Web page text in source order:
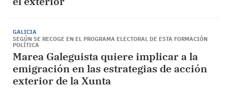
GALICIA
SEGÚN SE RECOGE EN EL PROGRAMA ELECTORAL DE ESTA FORMACIÓN
POLÍTICA
Marea Galeguista quiere implicar a la
emigración en las estrategias de acción
exterior de la Xunta